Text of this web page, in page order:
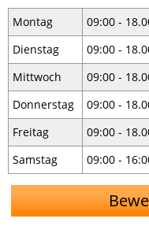
Montag
09:00 -
Dienstag
09:00 -
Mittwoch
09:00 -
Donnerstag
09:00 -
Freitag
09:00 -
Samstag
09:00 -